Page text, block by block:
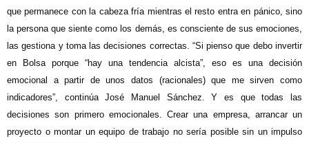
que permanece con la cabeza fría mientras el resto entra en pánico, sino
la persona que siente como los demás, es consciente de sus emociones,
las gestiona y toma las decisiones correctas. “Si pienso que debo invertir
en Bolsa porque “hay una tendencia alcista”, eso es una decisión
emocional a partir de unos datos (racionales) que me sirven como
indicadores”, continúa José Manuel Sánchez. Y es que todas las
decisiones son primero emocionales. Crear una empresa, arrancar un
proyecto o montar un equipo de trabajo no sería posible sin un impulso